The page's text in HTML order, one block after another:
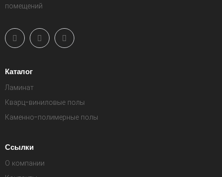
помещений
Каталог
Ламинат
Кварц-виниловые полы
Каменно-полимерные полы
Ссылки
О компании